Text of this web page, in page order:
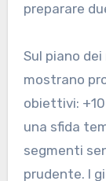
preparare
Sul piano
mostrano
obiettivi:
una sfida
segmenti
prudente. I